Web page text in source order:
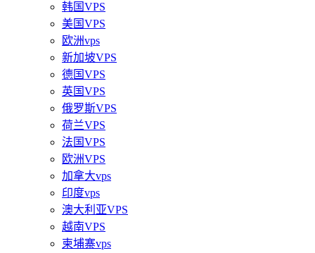
韩国VPS
美国VPS
欧洲vps
新加坡VPS
德国VPS
英国VPS
俄罗斯VPS
荷兰VPS
法国VPS
欧洲VPS
加拿大vps
印度vps
澳大利亚VPS
越南VPS
柬埔寨vps